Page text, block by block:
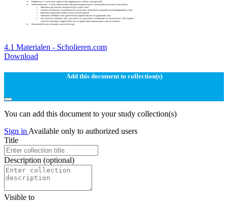
4.1 Materialen - Scholieren.com
Download
Add this document to collection(s)
You can add this document to your study collection(s)
Sign in Available only to authorized users
Title
Description (optional)
Visible to